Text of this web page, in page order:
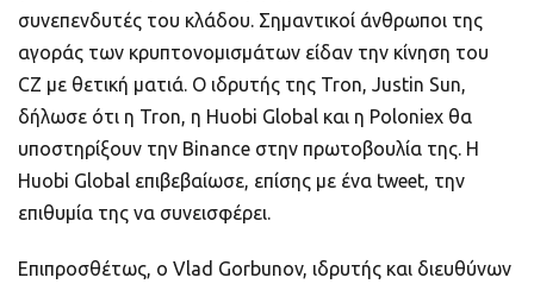
συνεπενδυτές του κλάδου. Σημαντικοί άνθρωποι της
αγοράς των κρυπτονομισμάτων είδαν την κίνηση του
CZ με θετική ματιά. Ο ιδρυτής της Tron, Justin Sun,
δήλωσε ότι η Tron, η Huobi Global και η Poloniex θα
υποστηρίξουν την Binance στην πρωτοβουλία της. Η
Huobi Global επιβεβαίωσε, επίσης με ένα tweet, την
επιθυμία της να συνεισφέρει.
Επιπροσθέτως, ο Vlad Gorbunov, ιδρυτής και διευθύνων